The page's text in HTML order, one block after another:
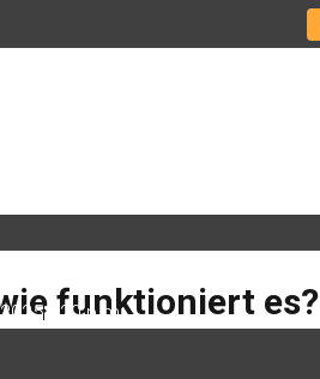
funktioniert es?
1:20 p.m.